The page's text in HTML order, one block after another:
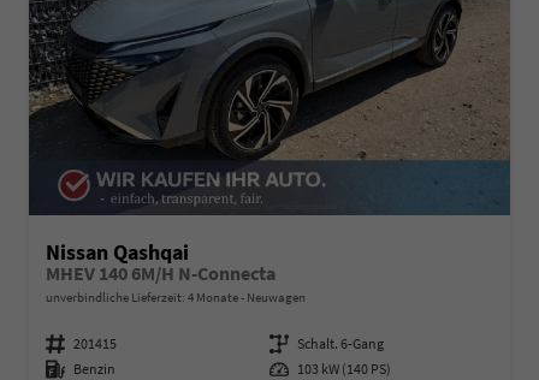
Nissan Qashqai
MHEV 140 6M/H N-Connecta
unverbindliche Lieferzeit: 4 Monate Neuwagen
Fahrzeugnummer 201415 Getriebe Schalt. 6-Gang
Kraftstoff Benzin Leistung 103 kW (140 PS)